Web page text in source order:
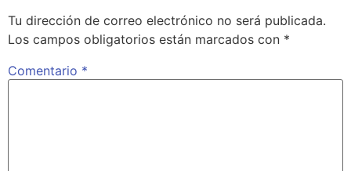
Tu dirección de correo electrónico no será publicada.
Los campos obligatorios están marcados con *
Comentario *